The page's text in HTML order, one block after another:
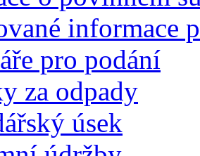
informace
pro podání
za odpady
úsek